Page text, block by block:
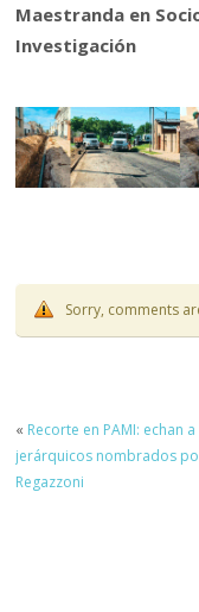
Maestranda en
Investigación
Sorry, comments
« Recorte en PAMI: echan a
jerárquicos nombrados
Regazzoni